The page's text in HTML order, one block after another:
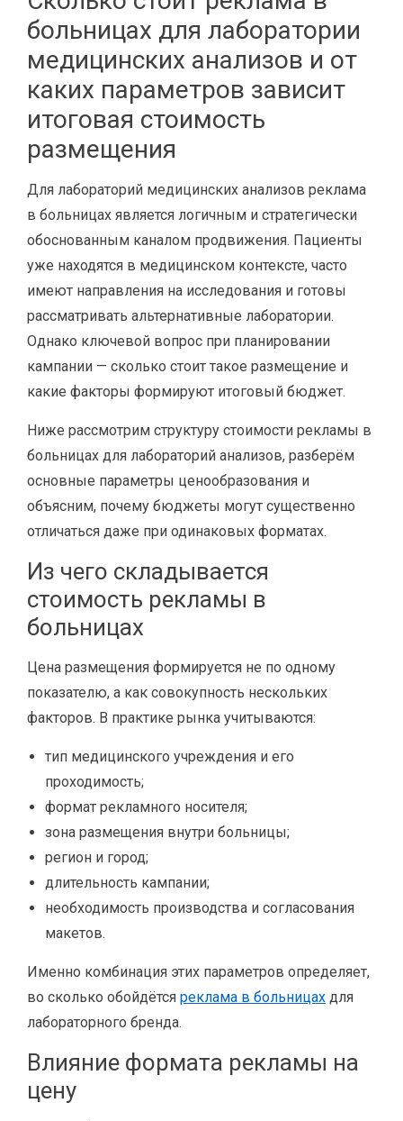
больницах для лаборатории
медицинских анализов и от
каких параметров зависит
итоговая стоимость
размещения
Для лабораторий медицинских анализов реклама
в больницах является логичным и стратегически
обоснованным каналом продвижения. Пациенты
уже находятся в медицинском контексте, часто
имеют направления на исследования и готовы
рассматривать альтернативные лаборатории.
Однако ключевой вопрос при планировании
кампании — сколько стоит такое размещение и
какие факторы формируют итоговый бюджет.
Ниже рассмотрим структуру стоимости рекламы в
больницах для лабораторий анализов, разберём
основные параметры ценообразования и
объясним, почему бюджеты могут существенно
отличаться даже при одинаковых форматах.
Из чего складывается
стоимость рекламы в
больницах
Цена размещения формируется не по одному
показателю, а как совокупность нескольких
факторов. В практике рынка учитываются:
тип медицинского учреждения и его
проходимость;
формат рекламного носителя;
зона размещения внутри больницы;
регион и город;
длительность кампании;
необходимость производства и согласования
макетов.
Именно комбинация этих параметров определяет,
во сколько обойдётся реклама в больницах для
лабораторного бренда.
Влияние формата рекламы на
цену